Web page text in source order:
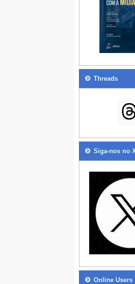
Threads
Siga-nos no
Online Users